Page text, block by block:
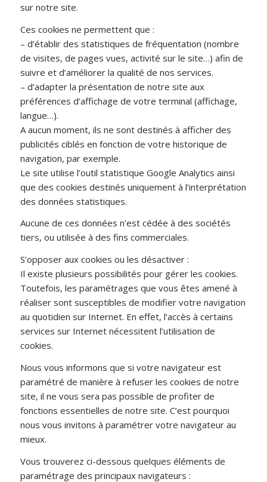
sur notre site.
Ces cookies ne permettent que :
– d’établir des statistiques de fréquentation (nombre
de visites, de pages vues, activité sur le site…) afin de
suivre et d’améliorer la qualité de nos services.
– d’adapter la présentation de notre site aux
préférences d’affichage de votre terminal (affichage,
langue…).
A aucun moment, ils ne sont destinés à afficher des
publicités ciblés en fonction de votre historique de
navigation, par exemple.
Le site utilise l’outil statistique Google Analytics ainsi
que des cookies destinés uniquement à l’interprétation
des données statistiques.
Aucune de ces données n’est cédée à des sociétés
tiers, ou utilisée à des fins commerciales.
S’opposer aux cookies ou les désactiver :
Il existe plusieurs possibilités pour gérer les cookies.
Toutefois, les paramétrages que vous êtes amené à
réaliser sont susceptibles de modifier votre navigation
au quotidien sur Internet. En effet, l’accès à certains
services sur Internet nécessitent l’utilisation de
cookies.
Nous vous informons que si votre navigateur est
paramétré de manière à refuser les cookies de notre
site, il ne vous sera pas possible de profiter de
fonctions essentielles de notre site. C’est pourquoi
nous vous invitons à paramétrer votre navigateur au
mieux.
Vous trouverez ci-dessous quelques éléments de
paramétrage des principaux navigateurs :